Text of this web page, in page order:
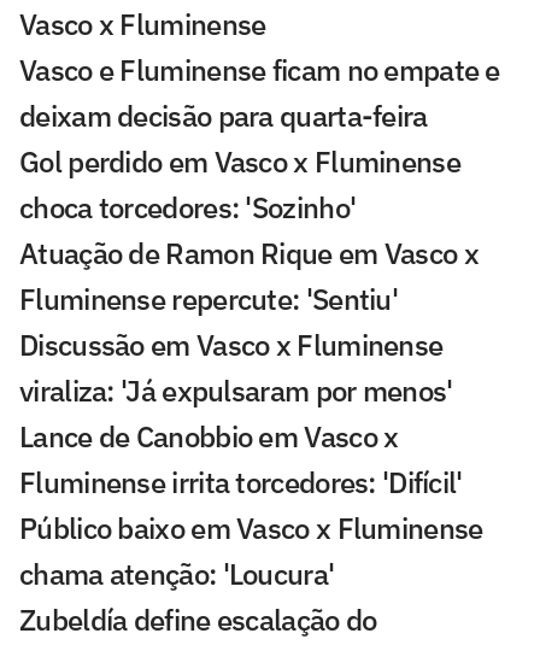
Vasco x Fluminense
Vasco e Fluminense ficam no empate e
deixam decisão para quarta-feira
Gol perdido em Vasco x Fluminense
choca torcedores: 'Sozinho'
Atuação de Ramon Rique em Vasco x
Fluminense repercute: 'Sentiu'
Discussão em Vasco x Fluminense
viraliza: 'Já expulsaram por menos'
Lance de Canobbio em Vasco x
Fluminense irrita torcedores: 'Difícil'
Público baixo em Vasco x Fluminense
chama atenção: 'Loucura'
Zubeldía define escalação do